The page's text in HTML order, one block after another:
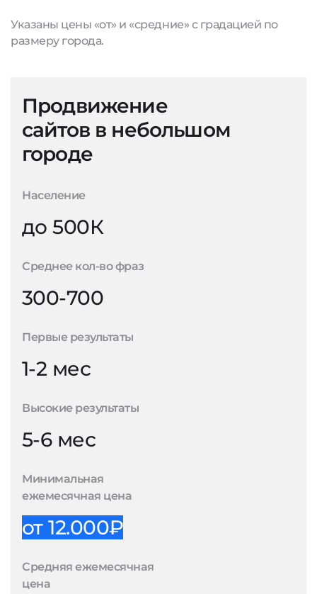
Указаны цены «от» и «средние» с градацией по
размеру города.
Продвижение
сайтов в небольшом
городе
Население
до 500К
Среднее кол-во фраз
300-700
Первые результаты
1-2 мес
Высокие результаты
5-6 мес
Минимальная
ежемесячная цена
от 12.000₽
Средняя ежемесячная
цена